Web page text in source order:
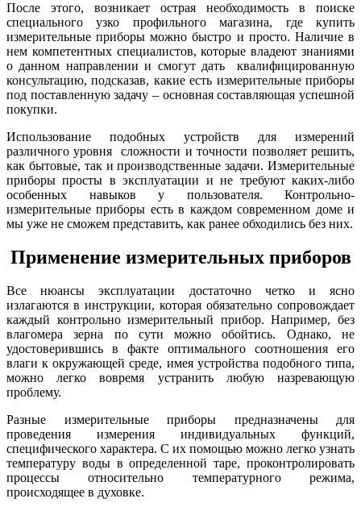
После этого, возникает острая необходимость в поиске
специального узко профильного магазина, где купить
измерительные приборы можно быстро и просто. Наличие в
нем компетентных специалистов, которые владеют знаниями
о данном направлении и смогут дать квалифицированную
консультацию, подсказав, какие есть измерительные приборы
под поставленную задачу – основная составляющая успешной
покупки.
Использование подобных устройств для измерений
различного уровня сложности и точности позволяет решить,
как бытовые, так и производственные задачи. Измерительные
приборы просты в эксплуатации и не требуют каких-либо
особенных навыков у пользователя. Контрольно-
измерительные приборы есть в каждом современном доме и
мы уже не сможем представить, как ранее обходились без них.
Применение измерительных приборов
Все нюансы эксплуатации достаточно четко и ясно
излагаются в инструкции, которая обязательно сопровождает
каждый контрольно измерительный прибор. Например, без
влагомера зерна по сути можно обойтись. Однако, не
удостоверившись в факте оптимального соотношения его
влаги к окружающей среде, имея устройства подобного типа,
можно легко вовремя устранить любую назревающую
проблему.
Разные измерительные приборы предназначены для
проведения измерения индивидуальных функций,
специфического характера. С их помощью можно легко узнать
температуру воды в определенной таре, проконтролировать
процессы относительно температурного режима,
происходящее в духовке.